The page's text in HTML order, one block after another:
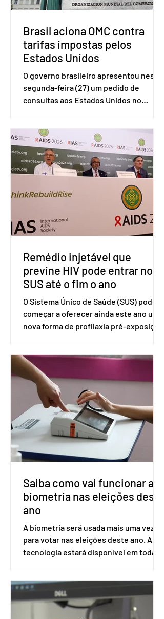
Brasil aciona OMC contra
tarifas impostas pelos
Estados Unidos
O governo brasileiro apresentou nesta
segunda-feira (27) um pedido de
consultas aos Estados Unidos no
(OMC), contestando duas medidas
tarifárias adotadas pelo país norte-
americano com base na Seção 301 da
Lei de Comércio de 1974. Segundo nota
divulgada pelo Ministério das Relações
Exteriores, o Brasil considera que as
incompatíveis com as obrigações
assumidas pelos Estados Unid
Remédio injetável que
previne HIV pode entrar no
SUS até o fim o ano
O Sistema Único de Saúde (SUS) pode
começar a oferecer ainda este ano uma
nova forma de profilaxia pré-exposição
medicamento carbotegravir, que
impede a replicação do vírus de forma
prolongada e pode ser tomado a cada
dois meses. O pedido de inclusão vai
ser encaminhado pelo Ministério da
Saúde à Comissão Nacional de
Incorporação de Novas Tecnologias no
SUS (Conitec) na semana que vem. A
Conitec é um colegiado
Saiba como vai funcionar a
biometria nas eleições deste
ano
A biometria será usada mais uma vez
para votar nas eleições deste ano. A
tecnologia estará disponível em todas
Apesar da requisição, a biometria não é
obrigatória para exercer o direito ao
voto. Se o título estiver regular, o